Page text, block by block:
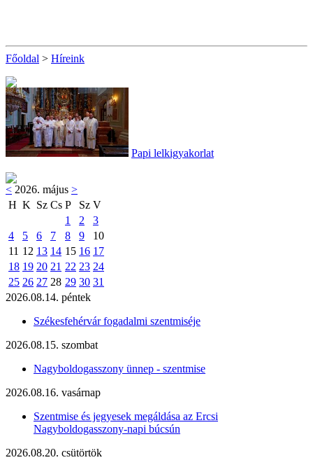
Főoldal > Híreink
Papi lelkigyakorlat
< 2026. május >
H K Sz Cs P Sz V
1
2
3
4
5 6 7 8 9
10
11 12 13 14 15 16 17
18 19 20 21 22 23 24
25 26 27 28 29 30 31
2026.08.14. péntek
Székesfehérvár fogadalmi szentmiséje
2026.08.15. szombat
Nagyboldogasszony ünnep - szentmise
2026.08.16. vasárnap
Szentmise és jegyesek megáldása az Ercsi
Nagyboldogasszony-napi búcsún
2026.08.20. csütörtök